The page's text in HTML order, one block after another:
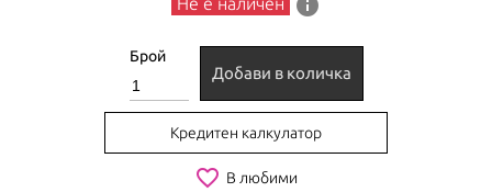
info
Брой
Добави в количка
Кредитен калкулатор
favorite_border В любими